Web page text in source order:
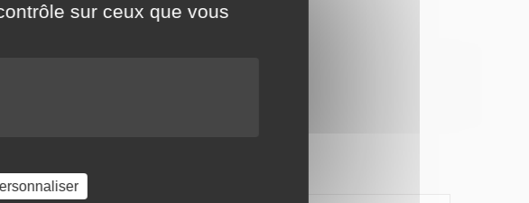
sur ceux que vous